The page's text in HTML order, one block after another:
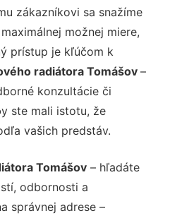
zákazníkovi sa snažíme
možnej miere,
prístup je kľúčom k
radiátora Tomášov –
konzultácie či
ste mali istotu, že
vašich predstáv.
Tomášov – hľadáte
odbornosti a
správnej adrese –